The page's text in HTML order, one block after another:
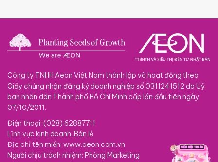
Công ty TNHH Aeon Việt Nam thành lập và hoạt động theo
Giấy chứng nhận đăng ký doanh nghiệp số 0311241512 do Uỷ
ban nhân dân Thành phố Hồ Chí Minh cấp lần đầu tiên ngày
07/10/2011.
Điện thoại: (028) 62887711
Lĩnh vực kinh doanh: Bán lẻ
Địa chỉ tên miền: www.aeon.com.vn
Người chịu trách nhiệm: Phòng Marketing